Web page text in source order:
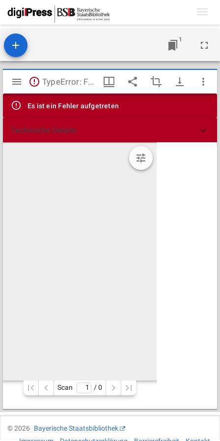
1
Mirador
Viewer
TypeError: Failed to fetch
Es ist ein Fehler aufgetreten
Technische Details
Scan / 0
©2026
Bayerische Staatsbibliothek